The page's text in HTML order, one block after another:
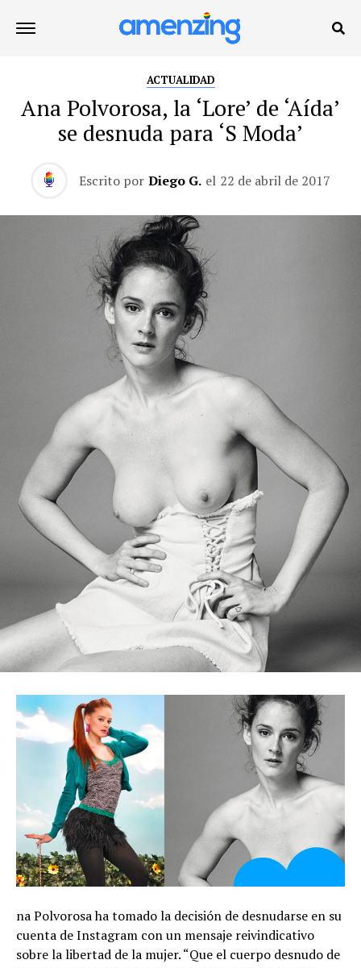
ACTUALIDAD
Ana Polvorosa, la ‘Lore’ de ‘Aída’
se desnuda para ‘S Moda’
Escrito por Diego G. el 22 de abril de 2017
na Polvorosa ha tomado la decisión de desnudarse en su
cuenta de Instagram con un mensaje reivindicativo
sobre la libertad de la mujer. “Que el cuerpo desnudo de